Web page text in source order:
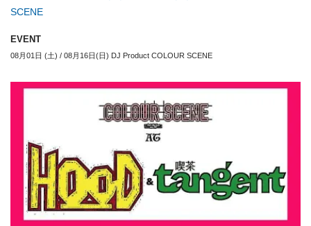
EVENT
08月01日 (土) / 08月16日(日) DJ Product COLOUR SCENE